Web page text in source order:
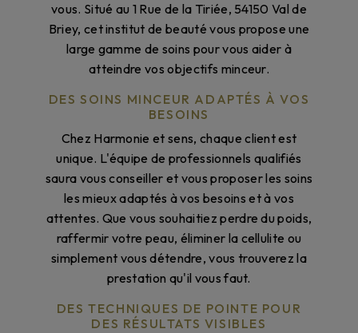
vous. Situé au 1 Rue de la Tiriée, 54150 Val de
Briey, cet institut de beauté vous propose une
large gamme de soins pour vous aider à
atteindre vos objectifs minceur.
DES SOINS MINCEUR ADAPTÉS À VOS
BESOINS
Chez Harmonie et sens, chaque client est
unique. L'équipe de professionnels qualifiés
saura vous conseiller et vous proposer les soins
les mieux adaptés à vos besoins et à vos
attentes. Que vous souhaitiez perdre du poids,
raffermir votre peau, éliminer la cellulite ou
simplement vous détendre, vous trouverez la
prestation qu'il vous faut.
DES TECHNIQUES DE POINTE POUR
DES RÉSULTATS VISIBLES